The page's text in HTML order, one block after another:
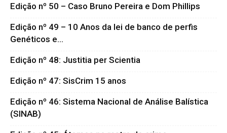
Edição nº 50 – Caso Bruno Pereira e Dom Phillips
Edição nº 49 – 10 Anos da lei de banco de perfis
Genéticos e...
Edição nº 48: Justitia per Scientia
Edição nº 47: SisCrim 15 anos
Edição nº 46: Sistema Nacional de Análise Balística
(SINAB)